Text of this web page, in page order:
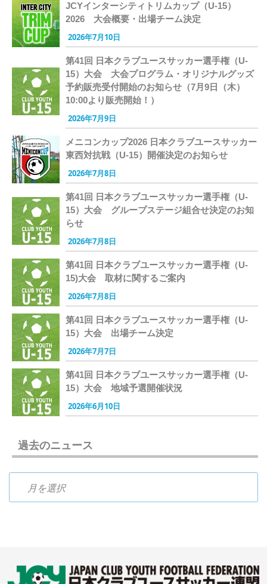
JCYインターシティトリムカップ（U-15）
2026 大会概要・出場チーム決定
2026年7月10日
第41回 日本クラブユースサッカー選手権（U-
15）大会 大会プログラム・オリジナルグッズ
予約販売受付開始のお知らせ（7月9日（木）
10:00より販売開始！）
2026年7月9日
メニコンカップ2026 日本クラブユースサッカー
東西対抗戦（U-15）開催決定のお知らせ
2026年7月8日
第41回 日本クラブユースサッカー選手権（U-
15）大会 グループステージ組合せ決定のお知
らせ
2026年7月8日
第41回 日本クラブユースサッカー選手権（U-
15)大会 取材に関するご案内
2026年7月8日
第41回 日本クラブユースサッカー選手権（U-
15）大会 出場チーム決定
2026年7月7日
第41回 日本クラブユースサッカー選手権（U-
15）大会 地域予選開催状況
2026年6月10日
過去のニュース